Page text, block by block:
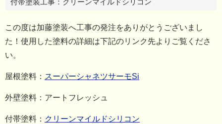
付帯塗装工事：クリーンマイルドシリコン
この度は加藤塗装へ工事の発注をありがとうございまし
た！使用した塗料の詳細は下記のリンク先よりご覧くださ
い。
屋根塗料： スーパーシャネツサーモSi
外壁塗料：アートフレッシュ
付帯塗料： クリーンマイルドシリコン